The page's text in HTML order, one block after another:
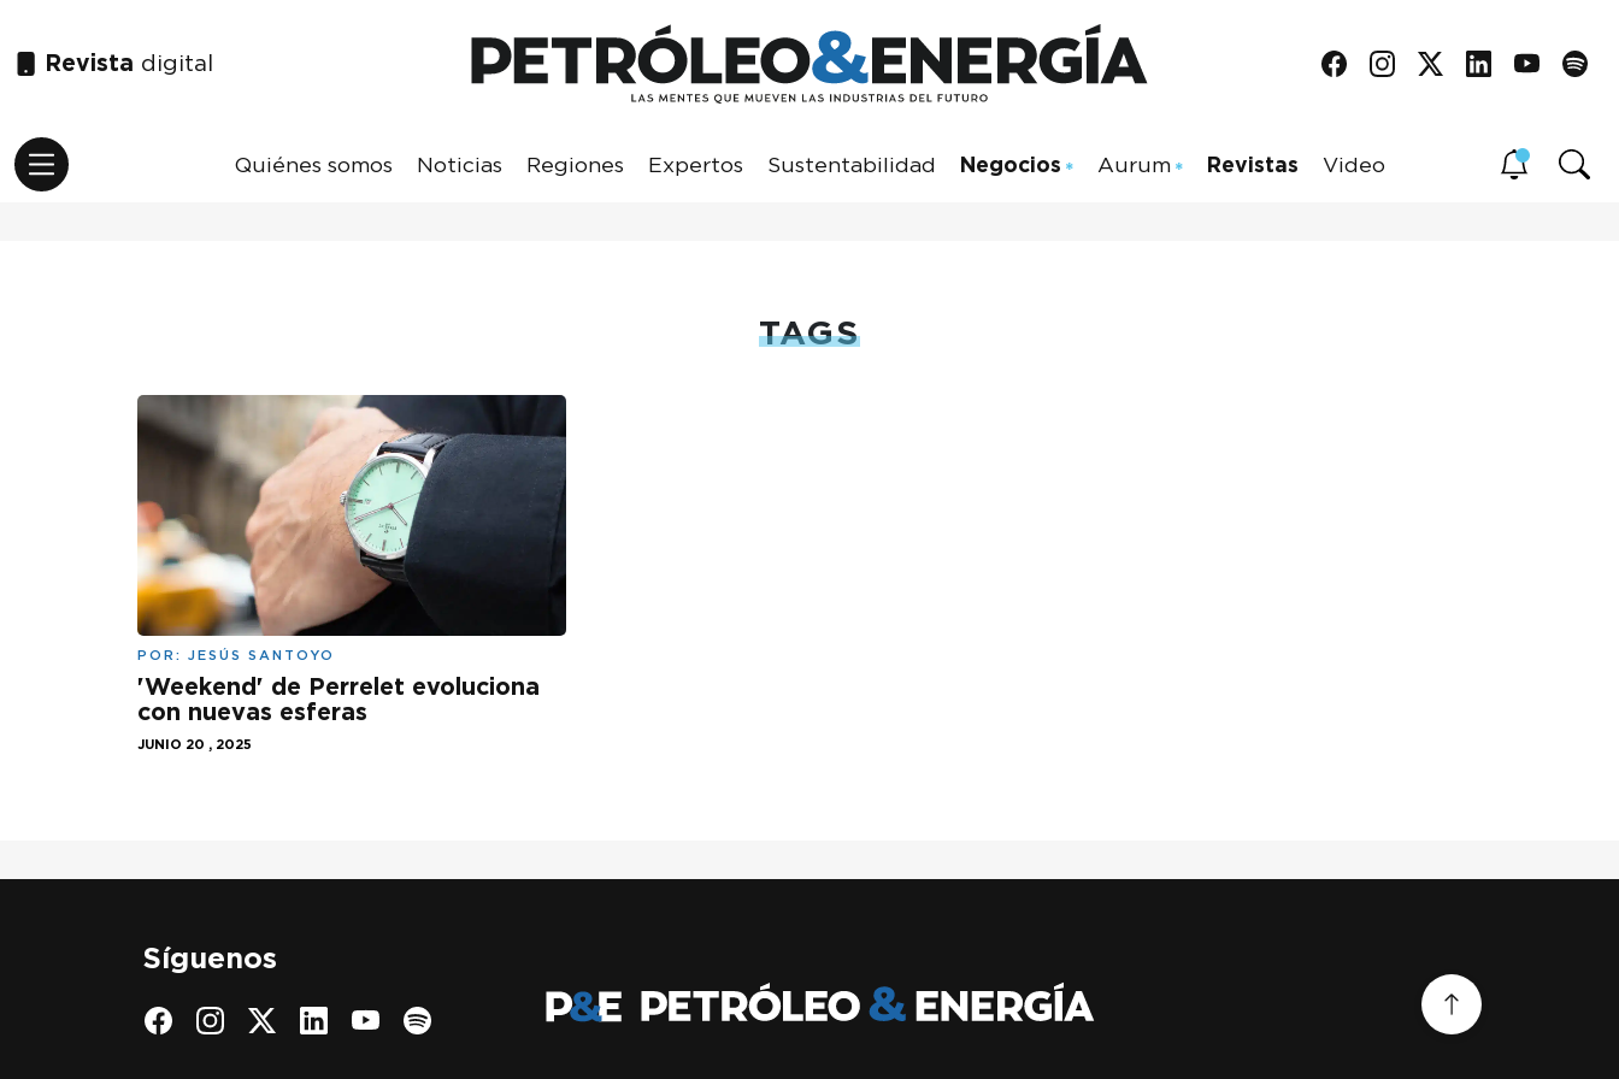
Revista digital
Quiénes somos Noticias Regiones Expertos Sustentabilidad Negocios Aurum Revistas Video
TAGS
POR: JESÚS SANTOYO
'Weekend' de Perrelet evoluciona
con nuevas esferas
JUNIO 20 , 2025
Síguenos